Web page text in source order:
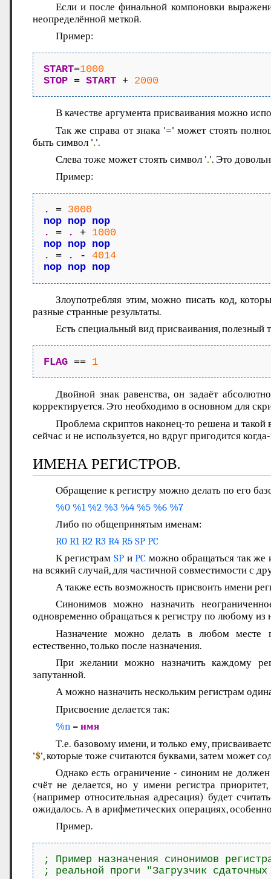
Если и после финальной компоновки
неопределённой меткой.
Пример:
START=1000
STOP = START + 2000
В качестве аргумента присваивания можно
Так же справа от знака '=' может стоять
быть символ '.'.
Слева тоже может стоять символ '.'. Это
Пример:
. = 3000
nop nop nop
.
= . + 1000
nop nop nop
.
= . - 4014
nop nop nop
Злоупотребляя этим, можно писать код,
разные странные результаты.
Есть специальный вид присваивания, полезный
FLAG == 1
Двойной знак равенства, он задаёт
корректируется. Это необходимо в основном для
Проблема скриптов наконец-то решена и
сейчас и не используется, но вдруг пригодится
ИМЕНА РЕГИСТРОВ.
Обращение к регистру можно делать по его
%0 %1 %2 %3 %4 %5 %6 %7
Либо по общепринятым именам:
R0 R1 R2 R3 R4 R5 SP PC
К регистрамSP иPC можно обращаться так
на всякий случай, для частичной совместимости с
А также есть возможность присвоить имени
Синонимов можно назначить
одновременно обращаться к регистру по любому из
Назначение можно делать в любом месте
естественно, только после назначения.
При желании можно назначить каждому
запутанной.
А можно назначить нескольким регистрам
Присвоение делается так:
%n= имя
Т.е. базовому имени, и только ему,
'$', которые тоже считаются буквами, затем может
Однако есть ограничение - синоним не
счёт не делается, но у имени регистра
(например относительная адресация) будет
ожидалось. А в арифметических операциях,
Пример.
; Пример назначения синонимов
; реальной проги "Загрузчик